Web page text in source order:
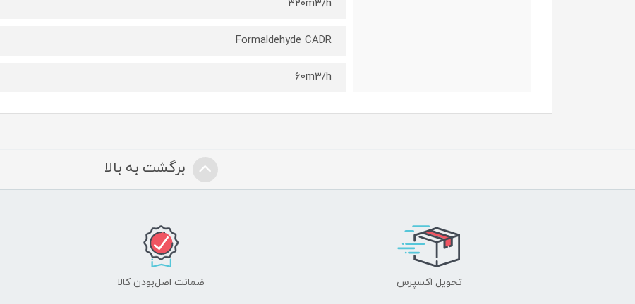
320m3/h
Formaldehyde CADR
60m3/h
برگشت به بالا
تحویل اکسپرس ضمانت اصل‌بودن کالا